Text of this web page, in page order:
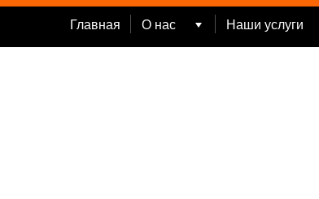
Главная О нас
Open
Наши услуги